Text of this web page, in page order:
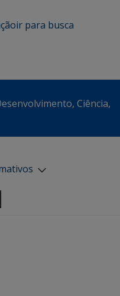
ir para busca
Ciência,